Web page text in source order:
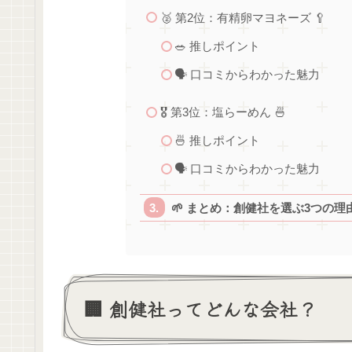
🥈 第2位：有精卵マヨネーズ 🥄
🥗 推しポイント
🗣 口コミからわかった魅力
🎖 第3位：塩らーめん 🍜
🍜 推しポイント
🗣 口コミからわかった魅力
🌱 まとめ：創健社を選ぶ3つの理
🏢 創健社ってどんな会社？